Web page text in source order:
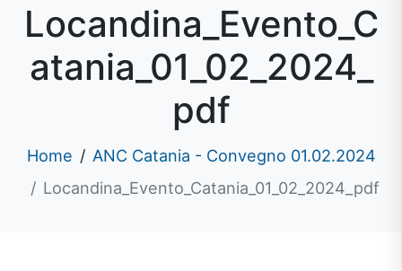
Locandina_Evento_C
atania_01_02_2024_
pdf
Home
ANC Catania - Convegno 01.02.2024
Locandina_Evento_Catania_01_02_2024_pdf